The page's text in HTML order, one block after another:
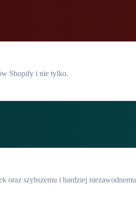
Shopify i nie tylko.
oraz szybszemu i bardziej niezawodnemu